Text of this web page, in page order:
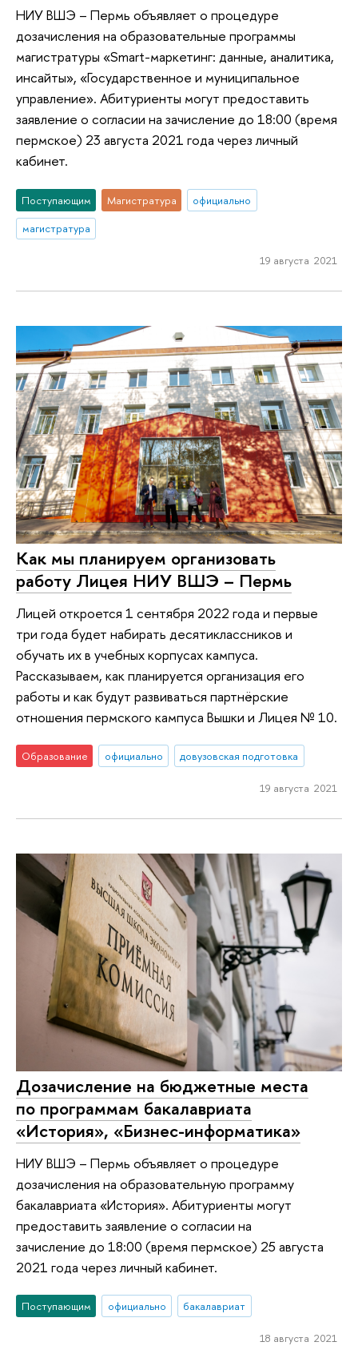
НИУ ВШЭ – Пермь объявляет о процедуре
дозачисления на образовательные программы
магистратуры «Smart-маркетинг: данные, аналитика,
инсайты», «Государственное и муниципальное
управление». Абитуриенты могут предоставить
заявление о согласии на зачисление до 18:00 (время
пермское) 23 августа 2021 года через личный
кабинет.
Поступающим Магистратура
официально
магистратура
19 августа 2021
Как мы планируем организовать
работу Лицея НИУ ВШЭ – Пермь
Лицей откроется 1 сентября 2022 года и первые
три года будет набирать десятиклассников и
обучать их в учебных корпусах кампуса.
Рассказываем, как планируется организация его
работы и как будут развиваться партнёрские
отношения пермского кампуса Вышки и Лицея № 10.
Образование официально довузовская подготовка
19 августа 2021
Дозачисление на бюджетные места
по программам бакалавриата
«История», «Бизнес-информатика»
НИУ ВШЭ – Пермь объявляет о процедуре
дозачисления на образовательную программу
бакалавриата «История». Абитуриенты могут
предоставить заявление о согласии на
зачисление до 18:00 (время пермское) 25 августа
2021 года через личный кабинет.
Поступающим официально бакалавриат
18 августа 2021